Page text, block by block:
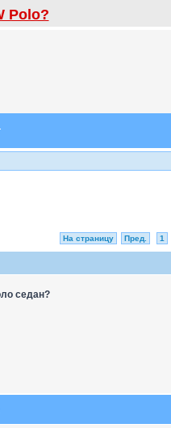
Polo?
На страницу Пред. 1
седан?